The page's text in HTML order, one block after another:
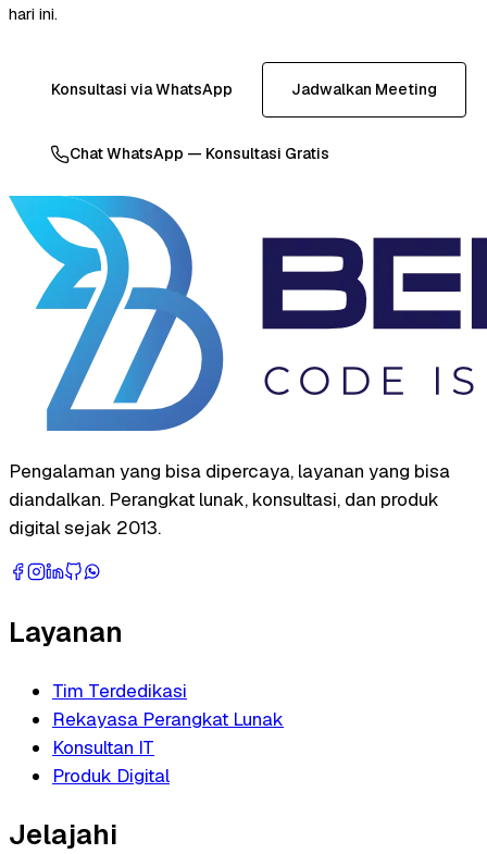
hari ini.
Konsultasi via WhatsApp Jadwalkan Meeting
Chat WhatsApp — Konsultasi Gratis
Pengalaman yang bisa dipercaya, layanan yang bisa
diandalkan. Perangkat lunak, konsultasi, dan produk
digital sejak 2013.
Layanan
Tim Terdedikasi
Rekayasa Perangkat Lunak
Konsultan IT
Produk Digital
Jelajahi